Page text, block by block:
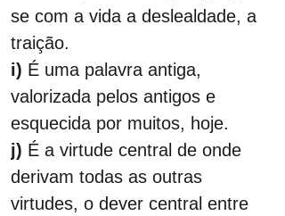
se com a vida a deslealdade, a
traição.
i) É uma palavra antiga,
valorizada pelos antigos e
esquecida por muitos, hoje.
j) É a virtude central de onde
derivam todas as outras
virtudes, o dever central entre